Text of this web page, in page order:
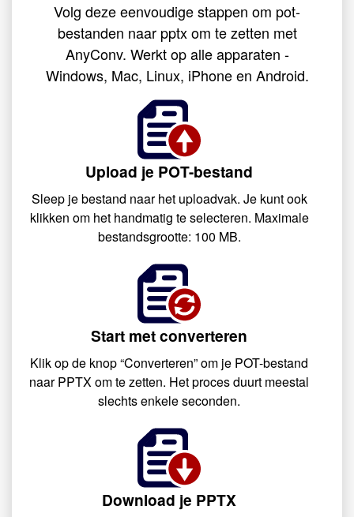
Volg deze eenvoudige stappen om pot-
bestanden naar pptx om te zetten met
AnyConv. Werkt op alle apparaten -
Windows, Mac, Linux, iPhone en Android.
Upload je POT-bestand
Sleep je bestand naar het uploadvak. Je kunt ook
klikken om het handmatig te selecteren. Maximale
bestandsgrootte: 100 MB.
Start met converteren
Klik op de knop “Converteren” om je POT-bestand
naar PPTX om te zetten. Het proces duurt meestal
slechts enkele seconden.
Download je PPTX